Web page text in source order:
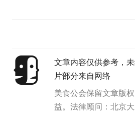
美食杂谈
资讯
文章内容仅供参考，
片部分来自网络
美食公会保留文章版
益。法律顾问：北京